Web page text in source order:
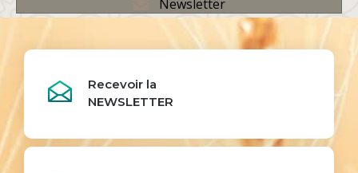
Newsletter
Recevoir la
NEWSLETTER